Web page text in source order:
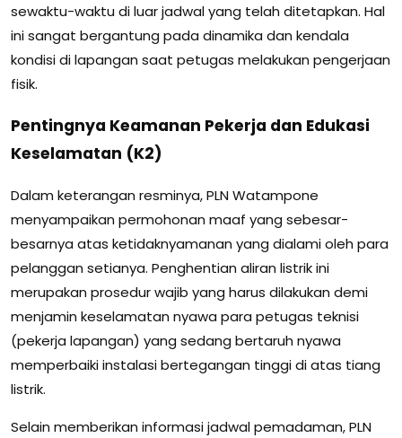
sewaktu-waktu di luar jadwal yang telah ditetapkan. Hal
ini sangat bergantung pada dinamika dan kendala
kondisi di lapangan saat petugas melakukan pengerjaan
fisik.
Pentingnya Keamanan Pekerja dan Edukasi
Keselamatan (K2)
Dalam keterangan resminya, PLN Watampone
menyampaikan permohonan maaf yang sebesar-
besarnya atas ketidaknyamanan yang dialami oleh para
pelanggan setianya. Penghentian aliran listrik ini
merupakan prosedur wajib yang harus dilakukan demi
menjamin keselamatan nyawa para petugas teknisi
(pekerja lapangan) yang sedang bertaruh nyawa
memperbaiki instalasi bertegangan tinggi di atas tiang
listrik.
Selain memberikan informasi jadwal pemadaman, PLN